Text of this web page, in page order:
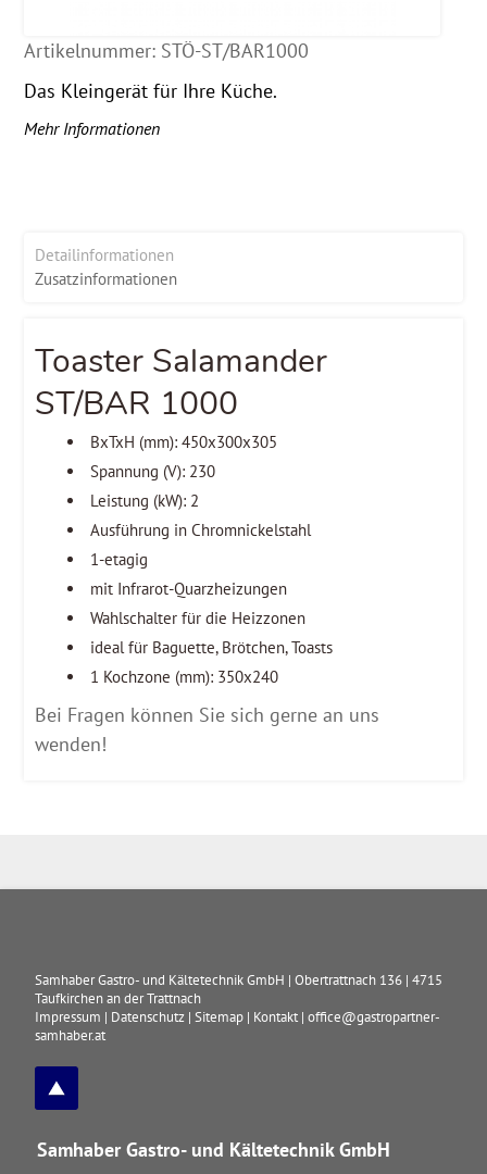
Artikelnummer: STÖ-ST/BAR1000
Das Kleingerät für Ihre Küche.
Mehr Informationen
Detailinformationen
Zusatzinformationen
Toaster Salamander
ST/BAR 1000
BxTxH (mm): 450x300x305
Spannung (V): 230
Leistung (kW): 2
Ausführung in Chromnickelstahl
1-etagig
mit Infrarot-Quarzheizungen
Wahlschalter für die Heizzonen
ideal für Baguette, Brötchen, Toasts
1 Kochzone (mm): 350x240
Bei Fragen können Sie sich gerne an uns
wenden!
Samhaber Gastro- und Kältetechnik GmbH |Obertrattnach 136 |4715
Taufkirchen an der Trattnach
Impressum | Datenschutz |Sitemap | Kontakt |office@gastropartner-
samhaber.at
Samhaber Gastro- und Kältetechnik GmbH